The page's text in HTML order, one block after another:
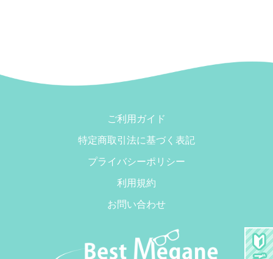
ご利用ガイド
特定商取引法に基づく表記
プライバシーポリシー
利用規約
お問い合わせ